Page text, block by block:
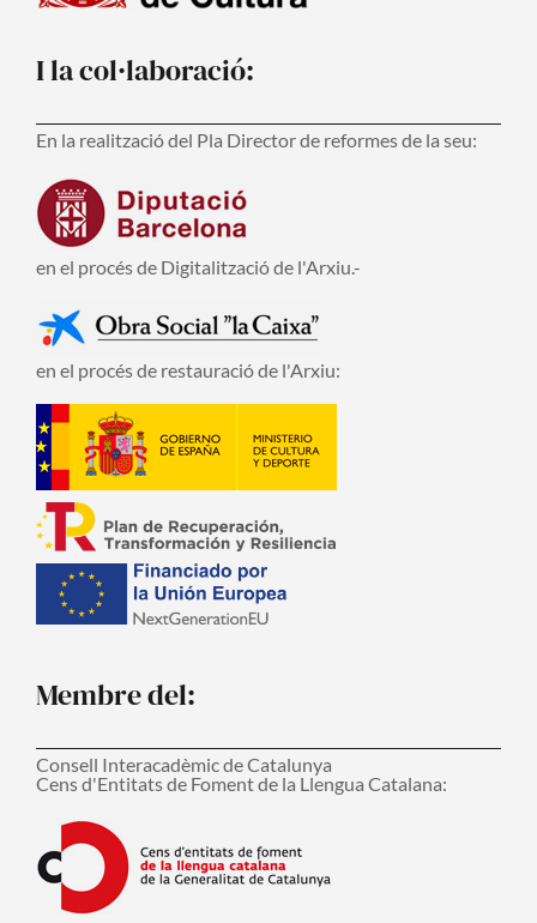
I la col·laboració:
En la realització del Pla Director de reformes de la seu:
en el procés de Digitalització de l'Arxiu.-
en el procés de restauració de l'Arxiu:
Membre del:
Consell Interacadèmic de Catalunya
Cens d'Entitats de Foment de la Llengua Catalana: